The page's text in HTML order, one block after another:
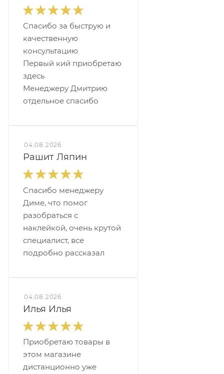
Спасибо за быструю и
качественную
консультацию
Первый кий приобретаю
здесь
Менеджеру Дмитрию
отдельное спасибо
04.08.2026
Рашит Ляпин
Спасибо менеджеру
Диме, что помог
разобраться с
наклейкой, очень крутой
специалист, все
подробно рассказал
04.08.2026
Илья Илья
Приобретаю товары в
этом магазине
дистанционно уже